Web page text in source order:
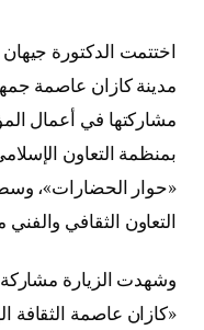
اختتمت الدكتورة جيهان
مدينة كازان عاصمة
مشاركتها في أعمال
بمنظمة التعاون
«حوار الحضارات»،
التعاون الثقافي
وشهدت الزيارة مشاركة